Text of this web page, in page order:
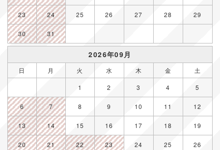
23 24 25 26 27 28 29
30 31
2026年09月
日 月 火 水 木 金 土
1 2 3 4 5
6 7 8 9 10 11 12
13 14 15 16 17 18 19
20 21 22 23 24 25 26